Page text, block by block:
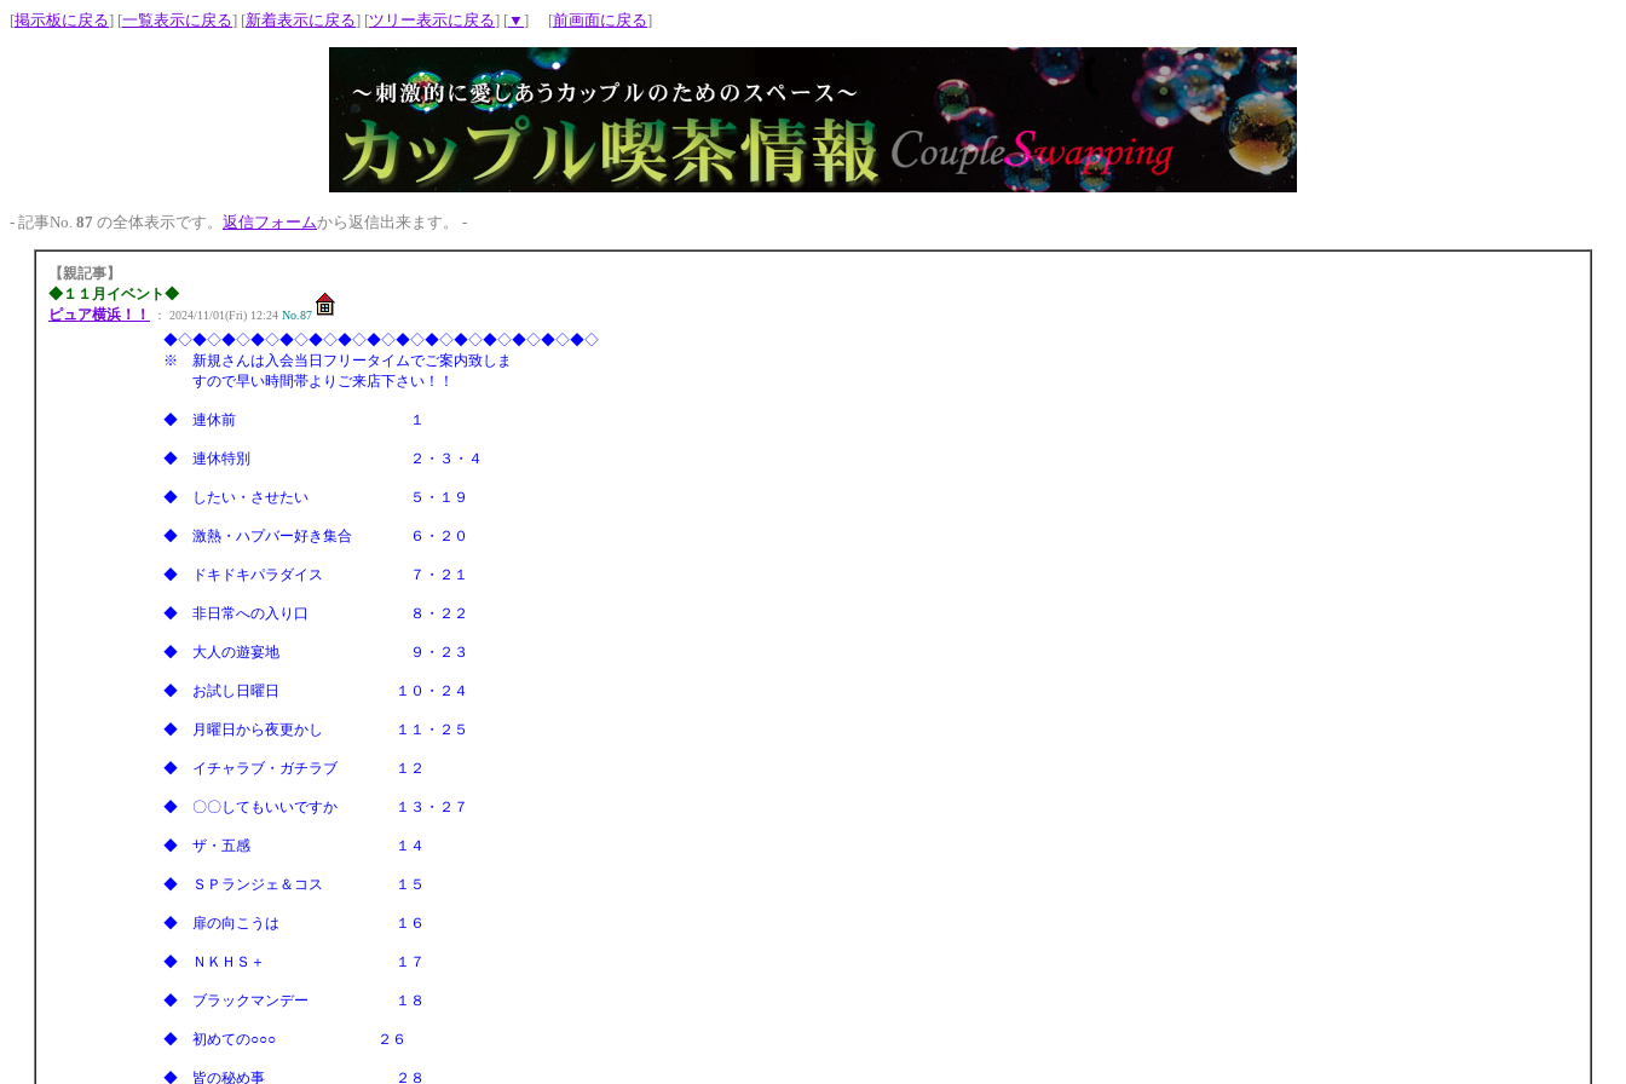
[掲示板に戻る] [一覧表示に戻る] [新着表示に戻る] [ツリー表示に戻る] [▼ ] [前画面に戻る]
- 記事No. 87 の全体表示です。 返信フォームから返信出来ます。 -
【親記事】
◆１１月イベント◆
ピュア横浜！！
： 2024/11/01(Fri) 12:24 No.87
◆◇◆◇◆◇◆◇◆◇◆◇◆◇◆◇◆◇◆◇◆◇◆◇◆◇◆◇◆◇
※ 新規さんは入会当日フリータイムでご案内致しま
すので早い時間帯よりご来店下さい！！
◆ 連休前 １
◆ 連休特別 ２・３・４
◆ したい・させたい ５・１９
◆ 激熱・ハプバー好き集合 ６・２０
◆ ドキドキパラダイス ７・２１
◆ 非日常への入り口 ８・２２
◆ 大人の遊宴地 ９・２３
◆ お試し日曜日 １０・２４
◆ 月曜日から夜更かし １１・２５
◆ イチャラブ・ガチラブ １２
◆ 〇〇してもいいですか １３・２７
◆ ザ・五感 １４
◆ ＳＰランジェ＆コス １５
◆ 扉の向こうは １６
◆ ＮＫＨＳ＋ １７
◆ ブラックマンデー １８
◆ 初めての○○○ ２６
◆ 皆の秘め事 ２８